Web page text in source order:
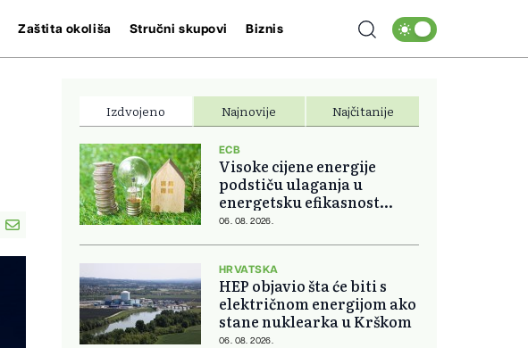
Zaštita okoliša Stručni skupovi Biznis
Izdvojeno Najnovije Najčitanije
ECB
Visoke cijene energije
podstiču ulaganja u
energetsku efikasnost
domova
06. 08. 2026.
HRVATSKA
HEP objavio šta će biti s
električnom energijom ako
stane nuklearka u Krškom
06. 08. 2026.